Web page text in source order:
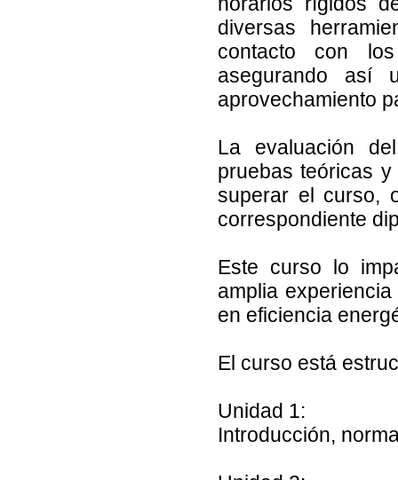
diversas
contacto con
asegurando así
aprovechamiento
La evaluación
pruebas teóricas
superar el curso,
correspondiente
Este curso lo
amplia
en eficiencia
El curso está
Unidad 1:
Introducción,